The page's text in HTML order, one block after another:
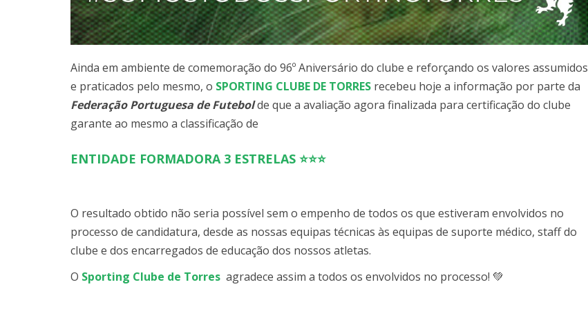
Ainda em ambiente de comemoração do 96º Aniversário do clube e reforçando os valores assumidos
e praticados pelo mesmo, o SPORTING CLUBE DE TORRES recebeu hoje a informação por parte da
Federação Portuguesa de Futebolde que a avaliação agora finalizada para certificação do clube
garante ao mesmo a classificação de
ENTIDADE FORMADORA 3 ESTRELAS ⭐⭐⭐
O resultado obtido não seria possível sem o empenho de todos os que estiveram envolvidos no
processo de candidatura, desde as nossas equipas técnicas às equipas de suporte médico, staff do
clube e dos encarregados de educação dos nossos atletas.
O Sporting Clube de Torres agradece assim a todos os envolvidos no processo! 💚